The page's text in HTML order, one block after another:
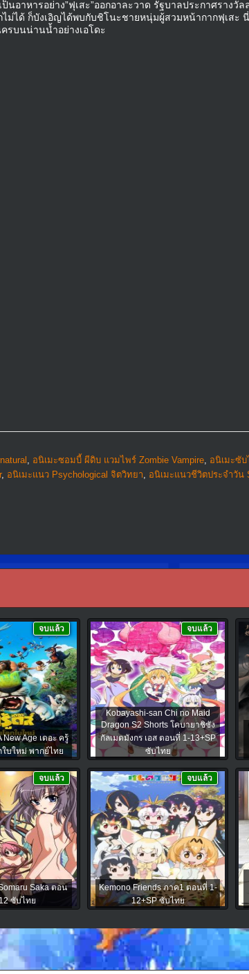
อาหารอย่าง”ฟุเสะ”ออกอาละวาด รัฐบาลประกาศรางวั
ม่ได้ ก็บังเอิญได้พบกับชิโนะชายหนุ่มผู้สวมหน้ากากฟุเสะ
รบนน่านน้ำอย่างเอโดะ
, อนิเมะซอมบี้ ผีดิบ แวมไพร์ Zombie Vampire, อนิเมะซั
, อนิเมะแนว Psychological จิตวิทยา, อนิเมะแนวชีวิตประจําวัน
New Age เดอะ ครู้
บใหม่ พากย์ไทย
จบแล้ว
Kobayashi-san Chi no Maid
Dragon S2 Shorts โคบายาชิซัง
กัลเมดมังกร เอส ตอนที่ 1-13+SP
ซับไทย
จบแล้ว
Saka ตอน
ซับไทย
จบแล้ว
Kemono Friends ภาค1 ตอนที่ 1-
12+SP ซับไทย
จบแล้ว